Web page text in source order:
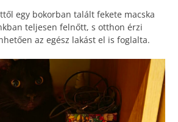
egy bokorban talált fekete macska
teljesen felnőtt, s otthon érzi
az egész lakást el is foglalta.